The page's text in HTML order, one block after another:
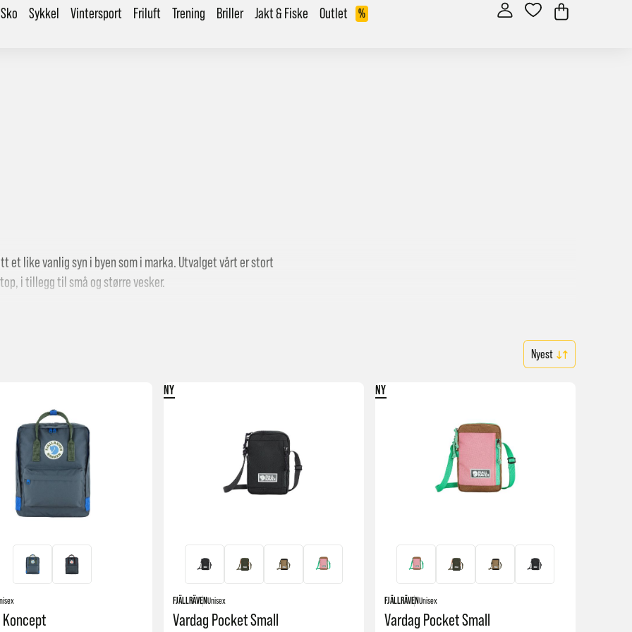
Sko Sykkel Vintersport Friluft Trening Briller Jakt & Fiske Outlet %
et like vanlig syn i byen som i marka. Utvalget vårt er stort
i tillegg til små og større vesker.
eller som håndbagasje. Med andre ord er dette sekker
dine varer.
NY
FJÄLLRÄVENUnisex
Vardag Pocket Small
NY
FJÄLLRÄVENUnisex
Vardag Pocket Small